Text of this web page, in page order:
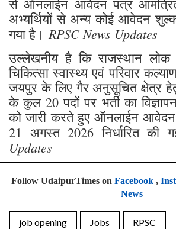
से ऑनलाईन आवेदन पत्र
अभ्यर्थियों से अन्य कोई आवेदन शुल्क
गया है। RPSC News Updates
उल्लेखनीय है कि राजस्थान लोक
चिकित्सा स्वास्थ्य एवं परिवार
जयपुर के लिए गैर अनुसूचित क्षेत्र
के कुल 20 पदों पर भर्ती का
को जारी करते हुए ऑनलाईन आवेदन
21 अगस्त 2026 निर्धारित
Updates
Follow UdaipurTimes on Facebook,
News
job opening Jobs RPSC